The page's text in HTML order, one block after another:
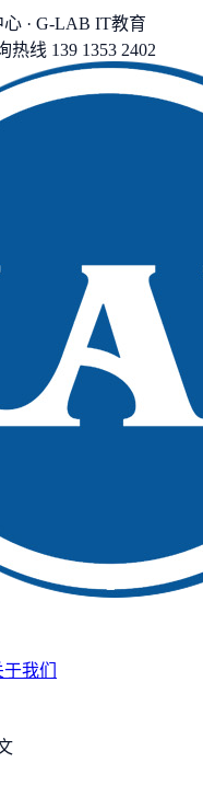
· G-LAB IT教育
热线 139 1353 2402
于我们